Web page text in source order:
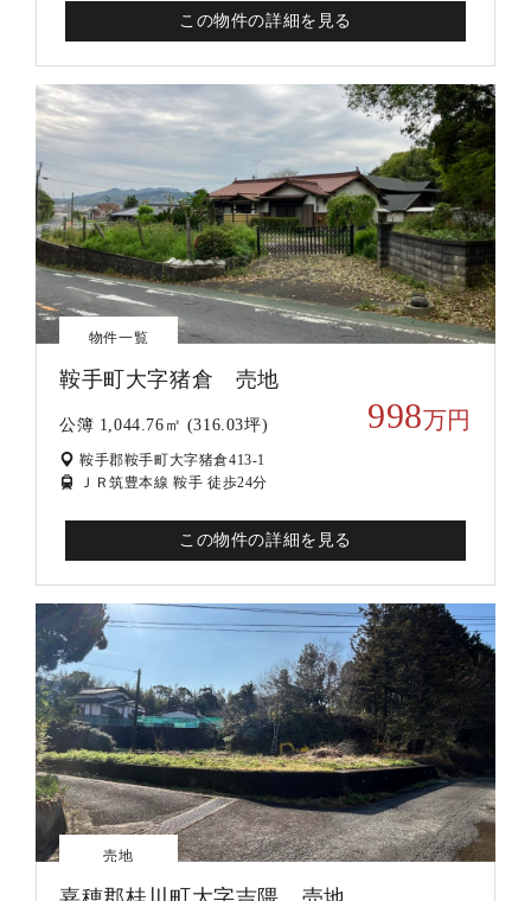
この物件の詳細を見る
物件一覧
鞍手町大字猪倉 売地
公簿 1,044.76㎡ (316.03坪) 998万円
鞍手郡鞍手町大字猪倉413-1
ＪＲ筑豊本線 鞍手 徒歩24分
この物件の詳細を見る
売地